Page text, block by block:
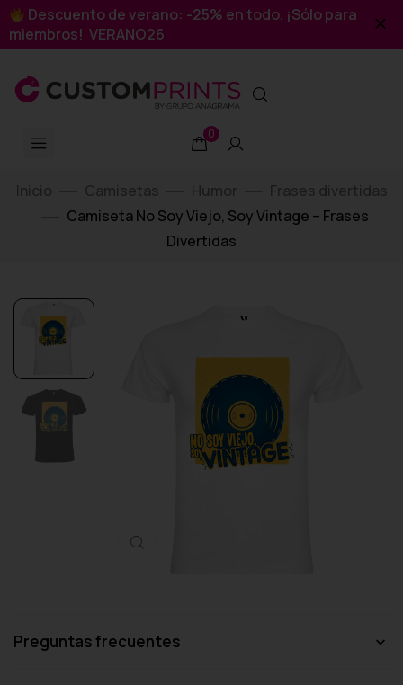
Descuento de verano: -25% en todo. ¡Sólo para
miembros! VERANO26
0
Inicio Camisetas Humor
Frases divertidas
Camiseta No Soy Viejo, Soy Vintage – Frases
Divertidas
Preguntas frecuentes